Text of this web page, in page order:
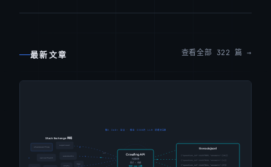
最新文章 查看全部 322 篇 →